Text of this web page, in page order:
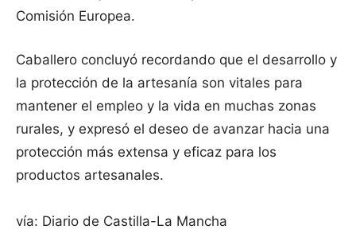
Comisión Europea.
Caballero concluyó recordando que el desarrollo y
la protección de la artesanía son vitales para
mantener el empleo y la vida en muchas zonas
rurales, y expresó el deseo de avanzar hacia una
protección más extensa y eficaz para los
productos artesanales.
vía: Diario de Castilla-La Mancha